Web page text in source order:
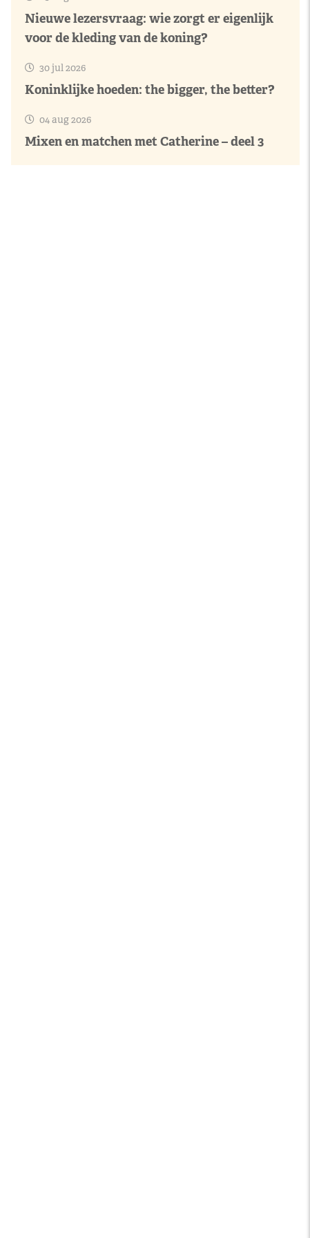
Nieuwe lezersvraag: wie zorgt er eigenlijk
voor de kleding van de koning?
30 jul 2026
Koninklijke hoeden: the bigger, the better?
04 aug 2026
Mixen en matchen met Catherine – deel 3